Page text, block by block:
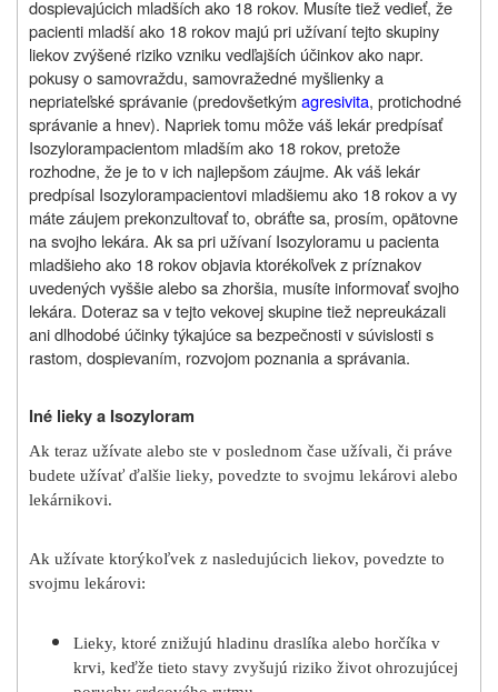
dospievajúcich mladších ako 18 rokov. Musíte tiež vedieť, že
pacienti mladší ako 18 rokov majú pri užívaní tejto skupiny
liekov zvýšené riziko vzniku vedľajších účinkov ako napr.
pokusy o samovraždu, samovražedné myšlienky a
nepriateľské správanie (predovšetkýmagresivita, protichodné
správanie a hnev). Napriek tomu môže váš lekár predpísať
Isozylorampacientom mladším ako 18 rokov, pretože
rozhodne, že je to v ich najlepšom záujme. Ak váš lekár
predpísal Isozylorampacientovi mladšiemu ako 18 rokov a vy
máte záujem prekonzultovať to, obráťte sa, prosím, opätovne
na svojho lekára. Ak sa pri užívaní Isozyloramu u pacienta
mladšieho ako 18 rokov objavia ktorékoľvek z príznakov
uvedených vyššie alebo sa zhoršia, musíte informovať svojho
lekára. Doteraz sa v tejto vekovej skupine tiež nepreukázali
ani dlhodobé účinky týkajúce sa bezpečnosti v súvislosti s
rastom, dospievaním, rozvojom poznania a správania.
Iné lieky a Isozyloram
Ak teraz užívate alebo ste v poslednom čase užívali, či práve
budete užívať ďalšie lieky, povedzte to svojmu lekárovi alebo
lekárnikovi.
Ak užívate ktorýkoľvek z nasledujúcich liekov, povedzte to
svojmu lekárovi:
Lieky, ktoré znižujú hladinu draslíka alebo horčíka v
krvi, keďže tieto stavy zvyšujú riziko život ohrozujúcej